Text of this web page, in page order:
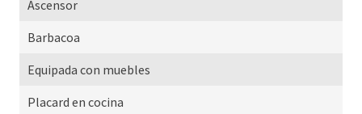
Ascensor
Barbacoa
Equipada con muebles
Placard en cocina